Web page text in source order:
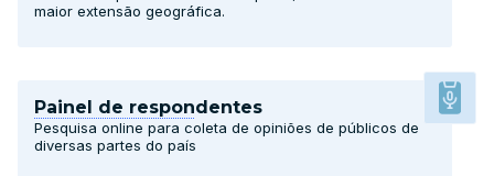
maior extensão geográfica.
Painel de respondentes
Pesquisa online para coleta de opiniões de públicos de
diversas partes do país